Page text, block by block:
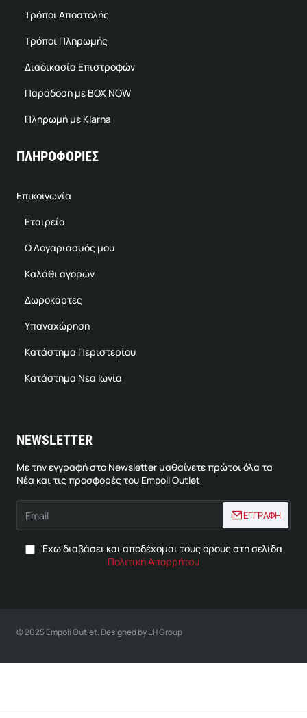
Τρόποι Αποστολής
Τρόποι Πληρωμής
Διαδικασία Επιστροφών
Παράδοση με BOX NOW
Πληρωμή με Klarna
ΠΛΗΡΟΦΟΡΙΕΣ
Επικοινωνία
Εταιρεία
Ο Λογαριασμός μου
Καλάθι αγορών
Δωροκάρτες
Υπαναχώρηση
Κατάστημα Περιστερίου
Κατάστημα Νεα Ιωνία
NEWSLETTER
Με την εγγραφή στο Newsletter μαθαίνετε πρώτοι όλα τα
Νέα και τις προσφορές του Empoli Outlet
ΕΓΓΡΑΦΗ
Έχω διαβάσει και αποδέχομαι τους όρους στη σελίδα
Πολιτική Απορρήτου
© 2025 Empoli Outlet. Designed by LH Group